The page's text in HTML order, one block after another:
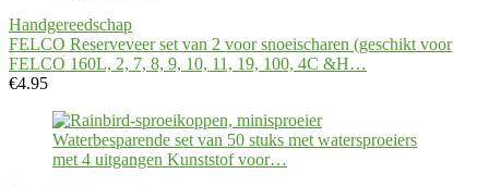
Handgereedschap
FELCO Reserveveer set van 2 voor snoeischaren (geschikt voor
FELCO 160L, 2, 7, 8, 9, 10, 11, 19, 100, 4C &H…
€4.95